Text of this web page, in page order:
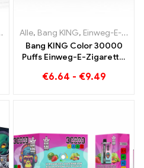
,Einweg-E-
Alle, Bang KING, Einweg-E-Zigaretten Litauen
Bang KING Color 30000
Puffs Einweg-E-Zigarette.
aus kühlem
€6.64 - €9.49